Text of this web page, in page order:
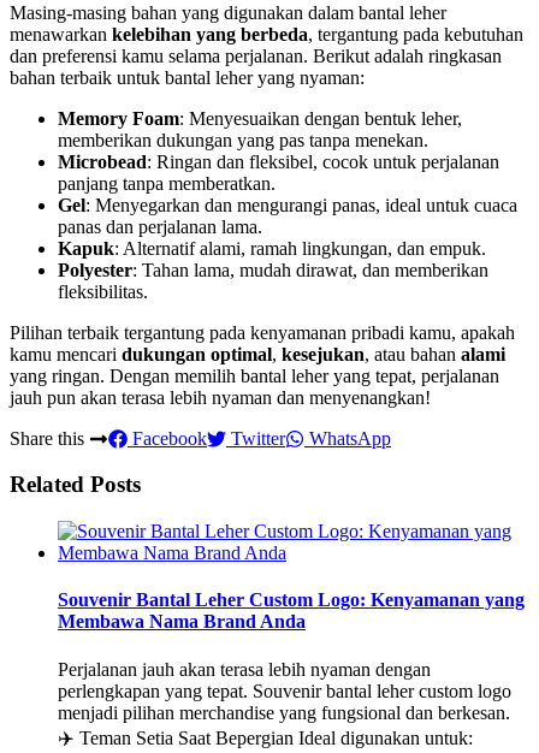
Masing-masing bahan yang digunakan dalam bantal leher
menawarkan kelebihan yang berbeda, tergantung pada kebutuhan
dan preferensi kamu selama perjalanan. Berikut adalah ringkasan
bahan terbaik untuk bantal leher yang nyaman:
Memory Foam: Menyesuaikan dengan bentuk leher,
memberikan dukungan yang pas tanpa menekan.
Microbead: Ringan dan fleksibel, cocok untuk perjalanan
panjang tanpa memberatkan.
Gel: Menyegarkan dan mengurangi panas, ideal untuk cuaca
panas dan perjalanan lama.
Kapuk: Alternatif alami, ramah lingkungan, dan empuk.
Polyester: Tahan lama, mudah dirawat, dan memberikan
fleksibilitas.
Pilihan terbaik tergantung pada kenyamanan pribadi kamu, apakah
kamu mencari dukungan optimal, kesejukan, atau bahan alami
yang ringan. Dengan memilih bantal leher yang tepat, perjalanan
jauh pun akan terasa lebih nyaman dan menyenangkan!
Share this
Facebook Twitter WhatsApp
Related Posts
Souvenir Bantal Leher Custom Logo: Kenyamanan yang
Membawa Nama Brand Anda
Perjalanan jauh akan terasa lebih nyaman dengan
perlengkapan yang tepat. Souvenir bantal leher custom logo
menjadi pilihan merchandise yang fungsional dan berkesan.
✈️ Teman Setia Saat Bepergian Ideal digunakan untuk: